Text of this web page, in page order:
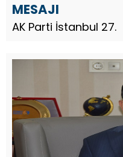
MESAJI
AK Parti İstanbul 27.